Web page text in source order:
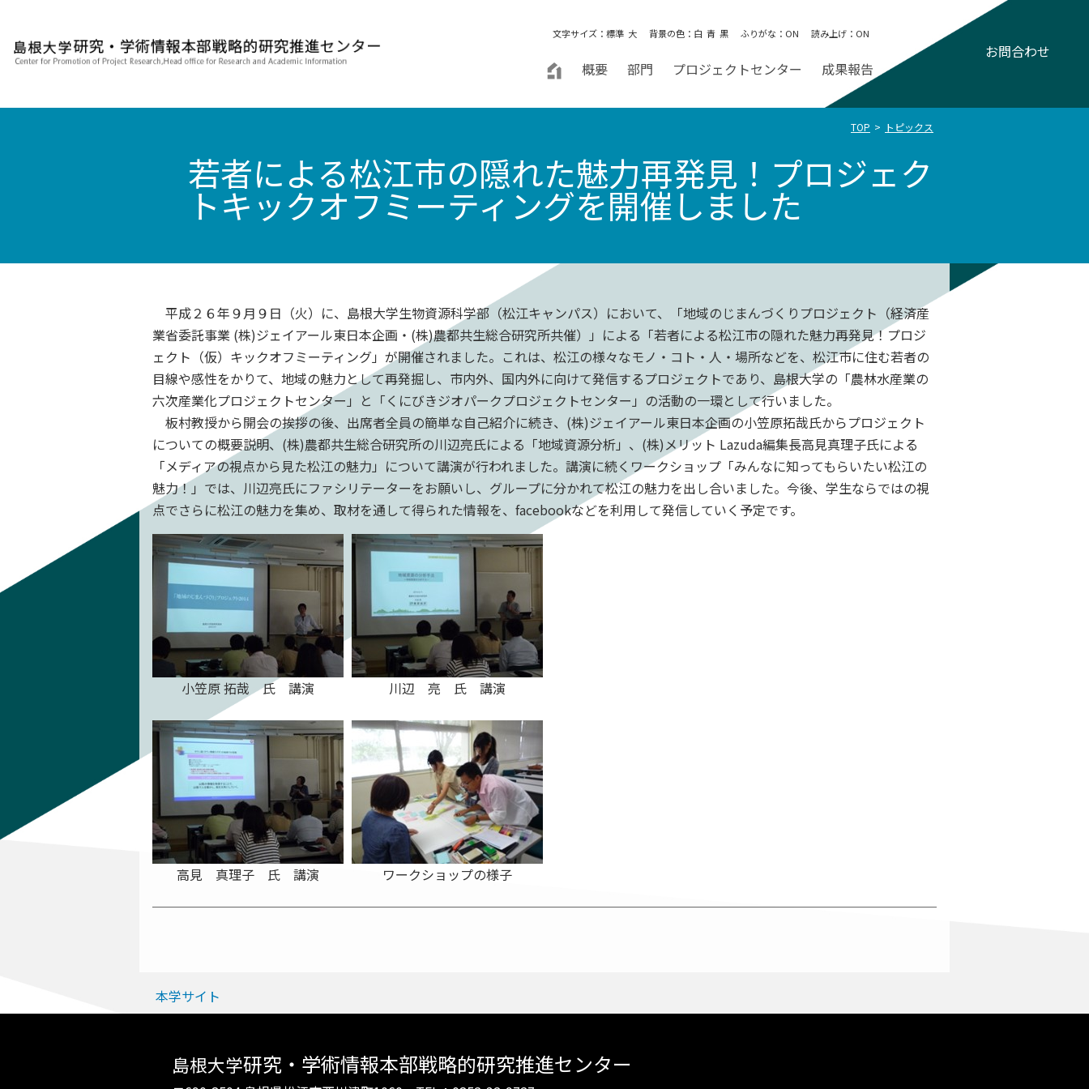
お問合わせ
文字サイズ：標準 大 背景の色： 白 青 黒 ふりがな： ON 読み上げ： ON
概要 部門 プロジェクトセンター 成果報告
TOP トピックス
若者による松江市の隠れた魅力再発見！プロジェク
トキックオフミーティングを開催しました
平成２６年９月９日（火）に、島根大学生物資源科学部（松江キャンパス）において、「地域のじまんづくりプロジェクト（経済産
業省委託事業 (株)ジェイアール東日本企画・(株)農都共生総合研究所共催）」による「若者による松江市の隠れた魅力再発見！プロジ
ェクト（仮）キックオフミーティング」が開催されました。これは、松江の様々なモノ・コト・人・場所などを、松江市に住む若者の
目線や感性をかりて、地域の魅力として再発掘し、市内外、国内外に向けて発信するプロジェクトであり、島根大学の「農林水産業の
六次産業化プロジェクトセンター」と「くにびきジオパークプロジェクトセンター」の活動の一環として行いました。
板村教授から開会の挨拶の後、出席者全員の簡単な自己紹介に続き、(株)ジェイアール東日本企画の小笠原拓哉氏からプロジェクト
についての概要説明、(株)農都共生総合研究所の川辺亮氏による「地域資源分析」、(株)メリット Lazuda編集長高見真理子氏による
「メディアの視点から見た松江の魅力」について講演が行われました。講演に続くワークショップ「みんなに知ってもらいたい松江の
魅力！」では、川辺亮氏にファシリテーターをお願いし、グループに分かれて松江の魅力を出し合いました。今後、学生ならではの視
点でさらに松江の魅力を集め、取材を通して得られた情報を、facebookなどを利用して発信していく予定です。
小笠原 拓哉 氏 講演 川辺 亮 氏 講演
高見 真理子 氏 講演 ワークショップの様子
本学サイト
島根大学研究・学術情報本部戦略的研究推進センター